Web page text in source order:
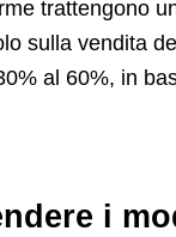
trattengono
sulla vendita
al 60%, in
i